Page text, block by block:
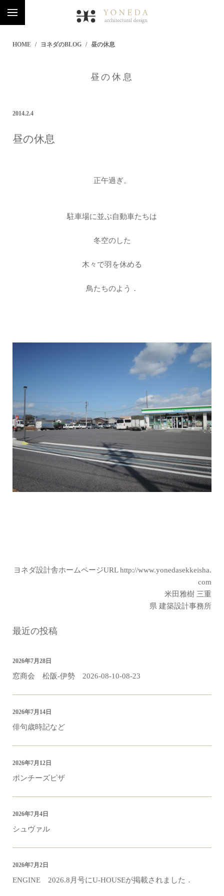
HOME ヨネダのBLOG 昼の休息
昼の休息
2014.2.4
昼の休息
正午過ぎ。
駐車場に並ぶ自動車たちは
冬空のした
木々で羽を休める
鳥たちのよう．
ヨネダ設計舎ホームページURLhttp://www.yonedasekkeisha.
com
米田雅樹 三重
県 建築設計事務所
最近の投稿
窓商会 松阪-伊勢 2026-08-10-08-23
2026年7月28日
俳句歳時記など
2026年7月14日
ポンチーズピザ
2026年7月12日
シュヴァル
2026年7月4日
ENGINE 2026.8月号にU-HOUSEが掲載されました．
2026年7月2日